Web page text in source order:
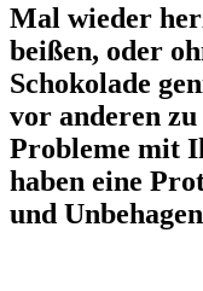
Mal wieder
beißen, oder
Schokolade
vor anderen zu
Probleme mit
haben eine
und